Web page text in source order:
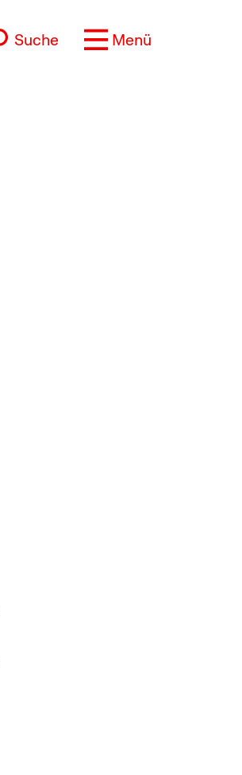
Suche Menü